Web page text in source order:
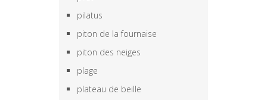
pilatus
piton de la fournaise
piton des neiges
plage
plateau de beille